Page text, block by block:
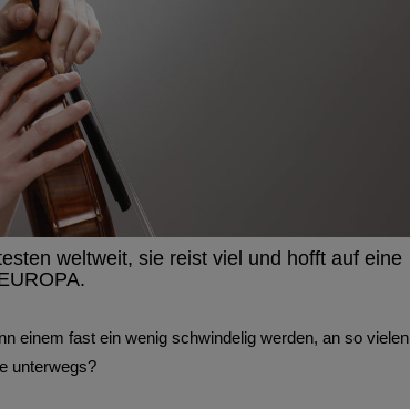
weltweit, sie reist viel und hofft auf eine
einem fast ein wenig schwindelig werden, an so vielen
unterwegs?